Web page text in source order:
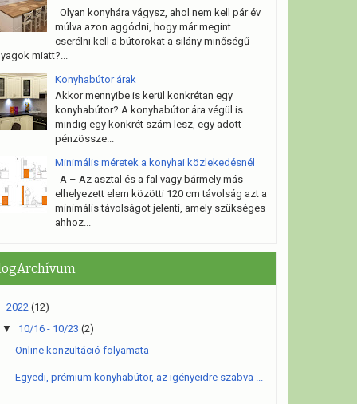
Olyan konyhára vágysz, ahol nem kell pár év
múlva azon aggódni, hogy már megint
cserélni kell a bútorokat a silány minőségű
miatt?...
Konyhabútor árak
Akkor mennyibe is kerül konkrétan egy
konyhabútor? A konyhabútor ára végül is
mindig egy konkrét szám lesz, egy adott
pénzössze...
Minimális méretek a konyhai közlekedésnél
A – Az asztal és a fal vagy bármely más
elhelyezett elem közötti 120 cm távolság azt a
minimális távolságot jelenti, amely szükséges
ahhoz...
2022 (12)
▼ 10/16 - 10/23(2)
Online konzultáció folyamata
Egyedi, prémium konyhabútor, az igényeidre szabva ...